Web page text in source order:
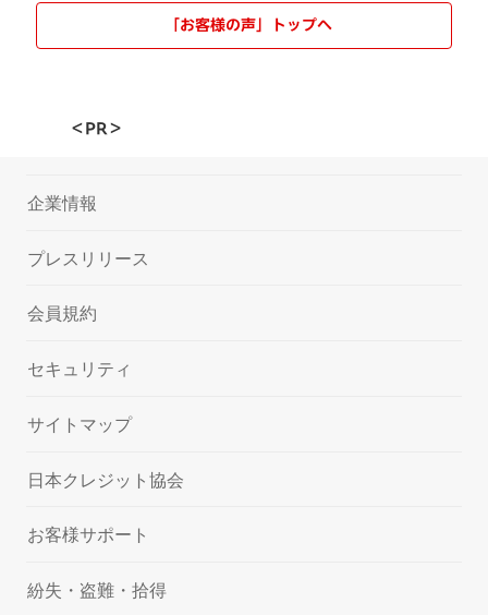
「お客様の声」トップへ
＜PR＞
企業情報
プレスリリース
会員規約
セキュリティ
サイトマップ
日本クレジット協会
お客様サポート
紛失・盗難・拾得